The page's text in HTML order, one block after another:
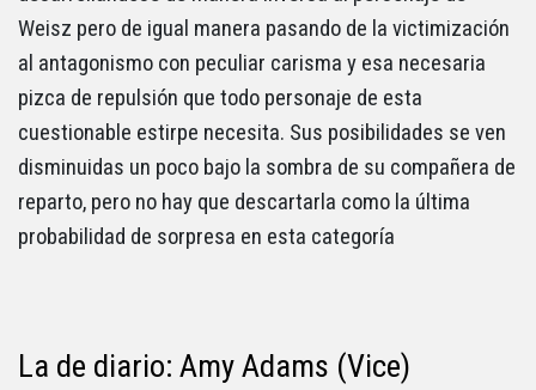
Weisz pero de igual manera pasando de la victimización
al antagonismo con peculiar carisma y esa necesaria
pizca de repulsión que todo personaje de esta
cuestionable estirpe necesita. Sus posibilidades se ven
disminuidas un poco bajo la sombra de su compañera de
reparto, pero no hay que descartarla como la última
probabilidad de sorpresa en esta categoría
La de diario: Amy Adams (Vice)